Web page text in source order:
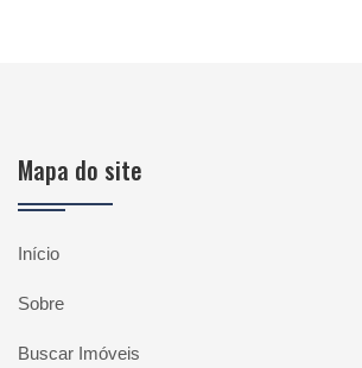
Mapa do site
Início
Sobre
Buscar Imóveis